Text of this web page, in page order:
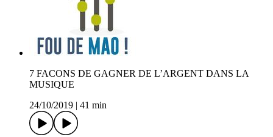
7 FACONS DE GAGNER DE L’ARGENT DANS LA
MUSIQUE
24/10/2019
41 min